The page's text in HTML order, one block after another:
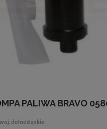
PALIWA BRAVO
dolnośląskie